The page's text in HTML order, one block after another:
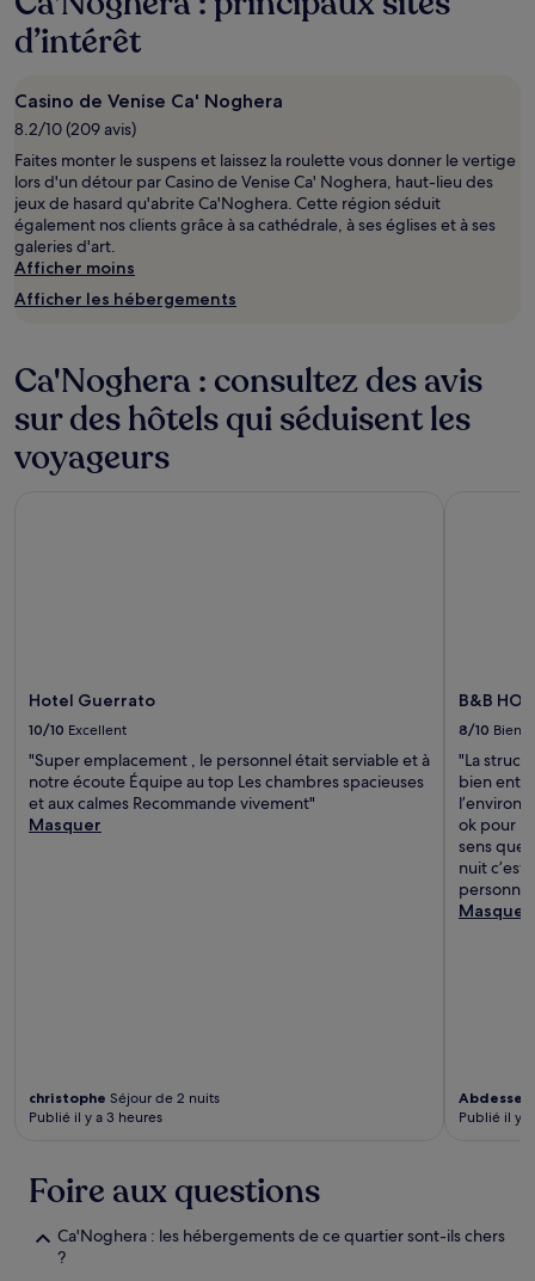
changer.
Des
supplémentaires
peuvent
s’appliquer.
d’intérêt
Casino de Venise Ca' Noghera
8.2/10 (209 avis)
Faites monter le suspens et laissez la roulette vous donner le vertige
lors d'un détour par Casino de Venise Ca' Noghera, haut-lieu des
jeux de hasard qu'abrite Ca'Noghera. Cette région séduit
également nos clients grâce à sa cathédrale, à ses églises et à ses
galeries d'art.
Afficher moins
Afficher les hébergements
Ca'Noghera : consultez des avis
sur des hôtels qui séduisent les
voyageurs
Hotel Guerrato
10/10 Excellent
"Super emplacement , le personnel était serviable et à
notre écoute Équipe au top Les chambres spacieuses
et aux calmes Recommande vivement"
Masquer
christophe Séjour de 2 nuits
Publié il y a 3 heures
B&B
8/10 Bien
"La
bien
ok pour
sens que
nuit c’est
Masquer
Publié il y
Foire aux questions
Ca'Noghera : les hébergements de ce quartier sont-ils chers
?